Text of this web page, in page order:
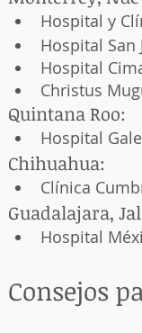
Hospital y
Hospital San
Hospital
Christus
Quintana Roo:
Hospital
Chihuahua:
Clínica
Guadalajara,
Hospital
Consejos